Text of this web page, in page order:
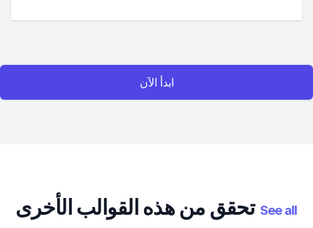
ابدأ الآن
تحقق من هذه القوالب الأخرى See all